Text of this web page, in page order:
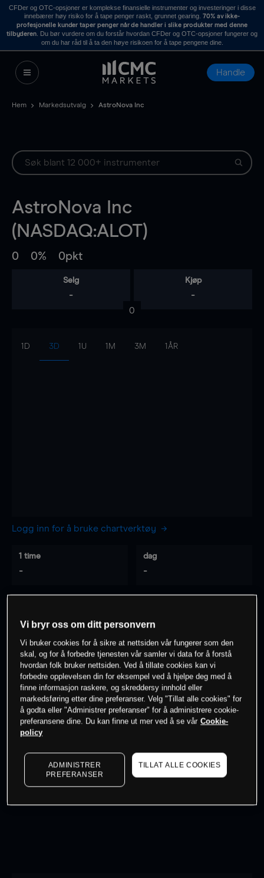
CFDer og OTC-opsjoner er komplekse finansielle instrumenter og investeringer i disse
innebærer høy risiko for å tape penger raskt, grunnet gearing. 70% av ikke-
profesjonelle kunder taper penger når de handler i slike produkter med denne
tilbyderen . Du bør vurdere om du forstår hvordan CFDer og OTC-opsjoner fungerer og
om du har råd til å ta den høye risikoen for å tape pengene dine.
Handle
Hem Markedsutvalg AstroNova Inc
AstroNova Inc
(NASDAQ:ALOT)
0 0% 0pkt
Selg
-
Kjøp
-
0
1D 3D 1U 1M 3M 1ÅR
Logg inn for å bruke chartverktøy
1 time
-
dag
-
- -
0% av kunder erpå dette instrumentet
Søk om konto
Kursene er veiledende.Log in
Vi bryr oss om ditt personvern
Vi bruker cookies for å sikre at nettsiden vår fungerer som den
skal, og for å forbedre tjenesten vår samler vi data for å forstå
hvordan folk bruker nettsiden. Ved å tillate cookies kan vi
forbedre opplevelsen din for eksempel ved å hjelpe deg med å
finne informasjon raskere, og skreddersy innhold eller
markedsføring etter dine preferanser. Velg "Tillat alle cookies" for
å godta eller "Administrer preferanser" for å administrere cookie-
preferansene dine. Du kan finne ut mer ved å se vår Cookie-
policy
ADMINISTRER
PREFERANSER
TILLAT ALLE COOKIES